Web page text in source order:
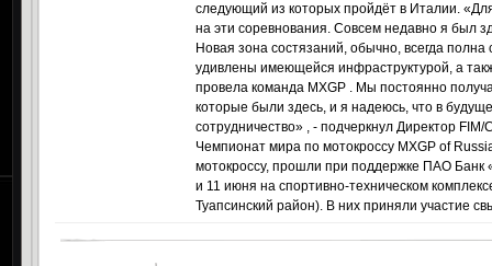
следующий из которых пройдёт в Италии.
на эти соревнования. Совсем недавно я был
Новая зона состязаний, обычно, всегда
удивлены имеющейся инфраструктурой, а
провела команда MXGP . Мы постоянно
которые были здесь, и я надеюсь, что в
сотрудничество» , - подчеркнул Директор
Чемпионат мира по мотокроссу MXGP of
мотокроссу, прошли при поддержке ПАО
и 11 июня на спортивно-техническом
Туапсинский район). В них приняли участие